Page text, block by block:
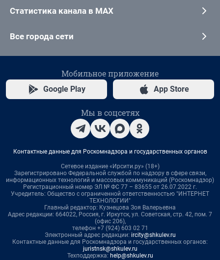
Статистика канала в MAX
Все города сети
Мобильное приложение
Google Play App Store
Мы в соцсетях
Контактные данные для Роскомнадзора и государственных органов
Сетевое издание «Ирсити.ру» (18+)
Зарегистрировано Федеральной службой по надзору в сфере связи,
информационных технологий и массовых коммуникаций (Роскомнадзор)
Регистрационный номер ЭЛ № ФС 77 – 83655 от 26.07.2022 г.
Учредитель: Общество с ограниченной ответственностью "ИНТЕРНЕТ
ТЕХНОЛОГИИ"
Главный редактор: Кузнецова Зоя Валерьевна
Адрес редакции: 664022, Россия, г. Иркутск, ул. Советская, стр. 42, пом. 7
(офис 206),
телефон +7 (924) 603 02 71
Электронный адрес редакции: ircity@shkulev.ru
Контактные данные для Роскомнадзора и государственных органов:
juristnsk@shkulev.ru
Техподдержка: help@shkulev.ru